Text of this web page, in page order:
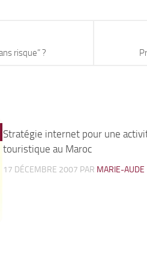
risque” ?
Stratégie internet pour une
touristique au Maroc
17 DÉCEMBRE 2007 PAR MARIE-AUDE